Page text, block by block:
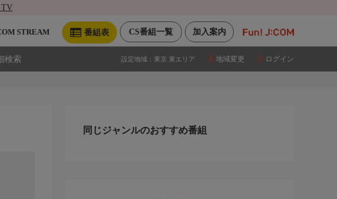
TV
加入案内
CS番組一覧
番組表
STREAM
検索 設定地域： 東京 東エリア 地域変更 ログイン
同じジャンルのおすすめ番組